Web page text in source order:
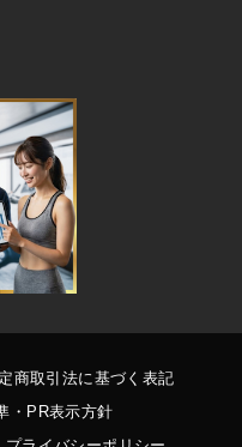
商取引法に基づく表記
・PR表示方針